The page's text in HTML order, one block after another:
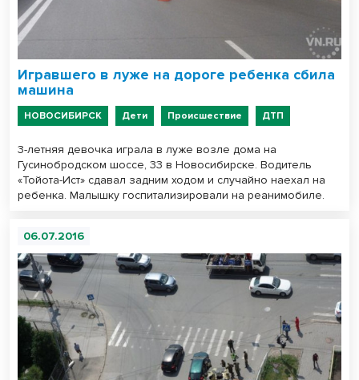
Игравшего в луже на дороге ребенка сбила
машина
НОВОСИБИРСК Дети Происшествие ДТП
3-летняя девочка играла в луже возле дома на
Гусинобродском шоссе, 33 в Новосибирске. Водитель
«Тойота-Ист» сдавал задним ходом и случайно наехал на
ребенка. Малышку госпитализировали на реанимобиле.
06.07.2016